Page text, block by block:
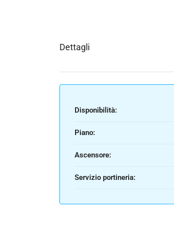
Dettagli
Disponibilità:
Piano:
Ascensore:
Servizio portineria: